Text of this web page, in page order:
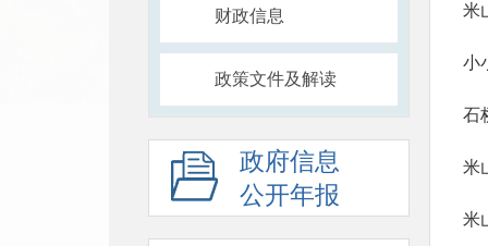
财政信息
政策文件及解读
政府信息
公开年报
米
小
石
米
米